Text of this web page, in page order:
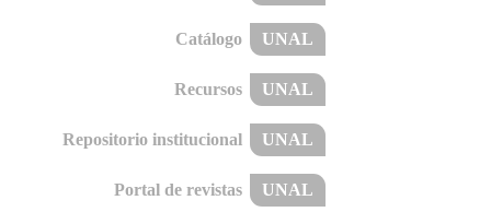
Catálogo UNAL
Recursos UNAL
Repositorio institucional UNAL
Portal de revistas UNAL